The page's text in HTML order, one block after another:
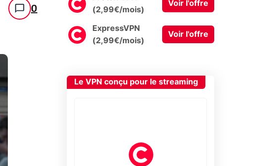
0
(2,99€/mois)
Voir l'offre
ExpressVPN
(2,99€/mois)
Voir l'offre
Le VPN conçu pour le streaming